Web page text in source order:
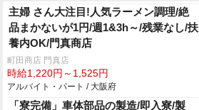
主婦 さん大注目!人気ラーメン調理/絶
品まかないが1円/週1&3h～/残業なし/扶
養内OK/門真商店
町田商店 門真店
時給1,220円～1,525円
アルバイト・パート / 大阪府
「寮完備」車体部品の製造/即入寮/製